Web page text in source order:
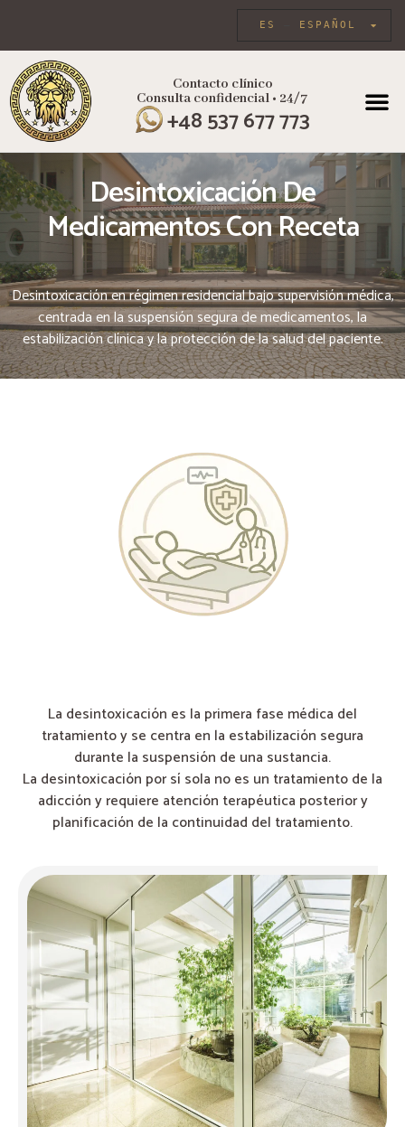
ESPAÑOL
ES
Contacto clínico
Consulta confidencial • 24/7
+48 537 677 773
Desintoxicación De
Medicamentos Con Receta
Desintoxicación en régimen residencial bajo supervisión médica,
centrada en la suspensión segura de medicamentos, la
estabilización clínica y la protección de la salud del paciente.
La desintoxicación es la primera fase médica del
tratamiento y se centra en la estabilización segura
durante la suspensión de una sustancia.
La desintoxicación por sí sola no es un tratamiento de la
adicción y requiere atención terapéutica posterior y
planificación de la continuidad del tratamiento.